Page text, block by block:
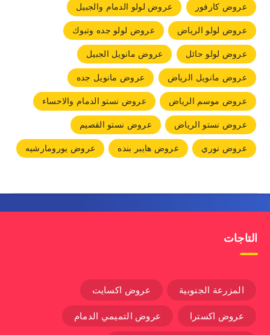
عروض كارفور
عروض لولو الدمام والجبيل
عروض لولو الرياض
عروض لولو جده وتبوك
عروض لولو حائل
عروض مانويل الجبيل
عروض مانويل الرياض
عروض مانويل جده
عروض موسم الرياض
عروض نستو الدمام والاحساء
عروض نستو الرياض
عروض نستو القصيم
عروض نوري
عروض هايبر بنده عروض يورومارشيه
التاجات
المزرعة الجنوبية عروض اكسايت
عروض اكسترا عروض التميمي الدمام